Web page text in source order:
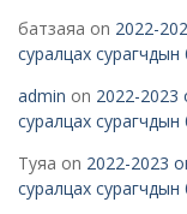
батзаяа on 2022-
суралцах сурагчдын
admin on 2022-2023
суралцах сурагчдын
Туяа on 2022-2023
суралцах сурагчдын